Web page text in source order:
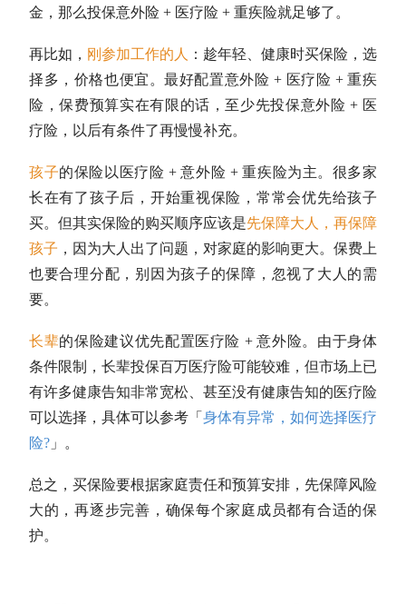
金，那么投保意外险 + 医疗险 + 重疾险就足够了。
再比如， 刚参加工作的人
：趁年轻、健康时买保险，选
择多，价格也便宜。最好配置意外险 + 医疗险 + 重疾
险，保费预算实在有限的话，至少先投保意外险 + 医
疗险，以后有条件了再慢慢补充。
孩子的保险以医疗险 + 意外险 + 重疾险为主。很多家
长在有了孩子后，开始重视保险，常常会优先给孩子
买。但其实保险的购买顺序应该是先保障大人，再保障
孩子 ，因为大人出了问题，对家庭的影响更大。保费上
也要合理分配，别因为孩子的保障，忽视了大人的需
要。
长辈的保险建议优先配置医疗险 + 意外险。由于身体
条件限制，长辈投保百万医疗险可能较难，但市场上已
有许多健康告知非常宽松、甚至没有健康告知的医疗险
可以选择，具体可以参考「 身体有异常，如何选择医疗
险? 」。
总之，买保险要根据家庭责任和预算安排，先保障风险
大的，再逐步完善，确保每个家庭成员都有合适的保
护。